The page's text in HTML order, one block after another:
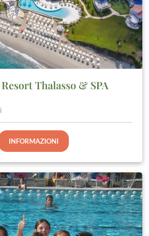
Thalasso & SPA
INFORMAZIONI